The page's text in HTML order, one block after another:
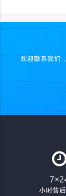
欢迎联系我们
小时售